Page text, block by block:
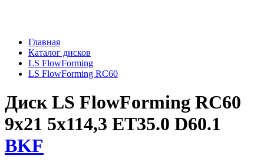
Главная
Каталог дисков
LS FlowForming
LS FlowForming RC60
Диск LS FlowForming RC60
9x21 5x114,3 ET35.0 D60.1
BKF